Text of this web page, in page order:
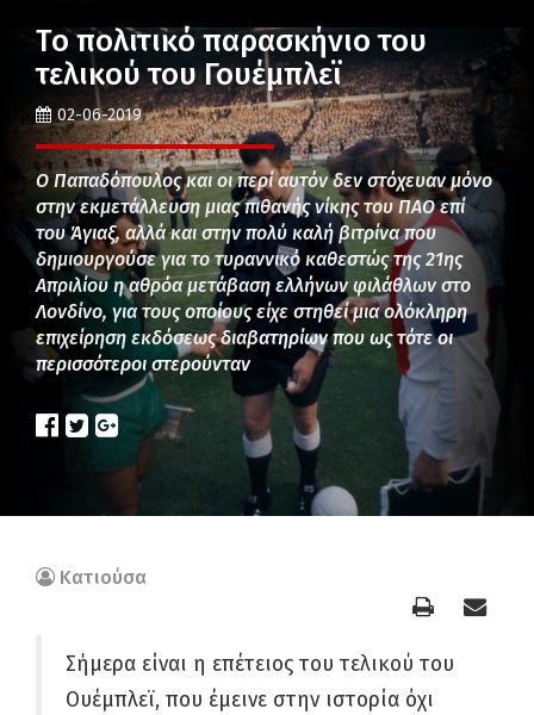
Το πολιτικό παρασκήνιο του
τελικού του Γουέμπλεϊ
02-06-2019
Ο Παπαδόπουλος και οι περί αυτόν δεν στόχευαν μόνο
στην εκμετάλλευση μιας πιθανής νίκης του ΠΑΟ επί
του Άγιαξ, αλλά και στην πολύ καλή βιτρίνα που
δημιουργούσε για το τυραννικό καθεστώς της 21ης
Απριλίου η αθρόα μετάβαση ελλήνων φιλάθλων στο
Λονδίνο, για τους οποίους είχε στηθεί μια ολόκληρη
επιχείρηση εκδόσεως διαβατηρίων που ως τότε οι
περισσότεροι στερούνταν
Κατιούσα
Σήμερα είναι η επέτειος του τελικού του
Ουέμπλεϊ, που έμεινε στην ιστορία όχι